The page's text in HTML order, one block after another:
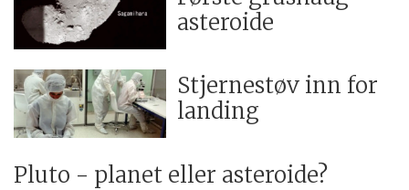
asteroide
Stjernestøv inn for
landing
Pluto - planet eller asteroide?